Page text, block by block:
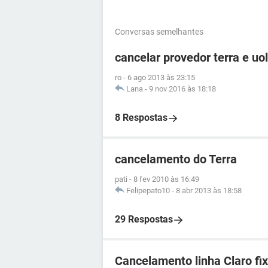
Conversas semelhantes
cancelar provedor terra e uol
ro - 6 ago 2013 às 23:15
Lana - 9 nov 2016 às 18:18
8 Respostas
cancelamento do Terra
pati - 8 fev 2010 às 16:49
Felipepato10 - 8 abr 2013 às 18:58
29 Respostas
Cancelamento linha Claro